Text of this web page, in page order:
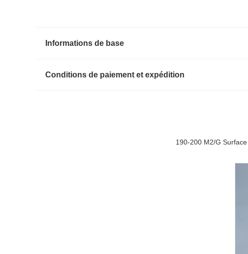
Informations de base
Conditions de paiement et expédition
190-200 M2/G